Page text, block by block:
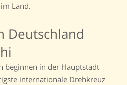
Land.
Deutschland
beginnen in der Hauptstadt
internationale Drehkreuz